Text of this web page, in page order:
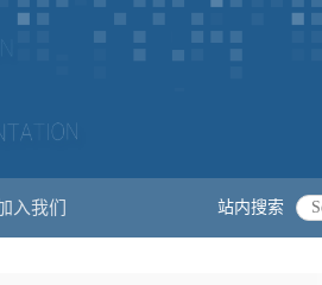
入我们 站内搜索